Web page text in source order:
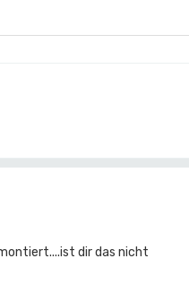
dir das nicht